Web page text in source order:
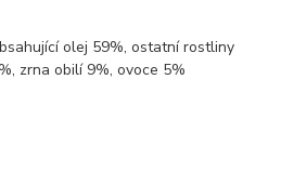
olej 59%, ostatní rostliny
zrna obilí 9%, ovoce 5%